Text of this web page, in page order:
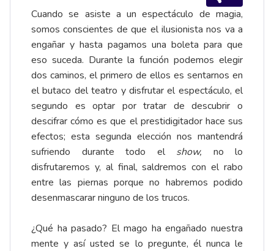
Cuando se asiste a un espectáculo de magia,
somos conscientes de que el ilusionista nos va a
engañar y hasta pagamos una boleta para que
eso suceda. Durante la función podemos elegir
dos caminos, el primero de ellos es sentarnos en
el butaco del teatro y disfrutar el espectáculo, el
segundo es optar por tratar de descubrir o
descifrar cómo es que el prestidigitador hace sus
efectos; esta segunda elección nos mantendrá
sufriendo durante todo el show, no lo
disfrutaremos y, al final, saldremos con el rabo
entre las piernas porque no habremos podido
desenmascarar ninguno de los trucos.
¿Qué ha pasado? El mago ha engañado nuestra
mente y así usted se lo pregunte, él nunca le